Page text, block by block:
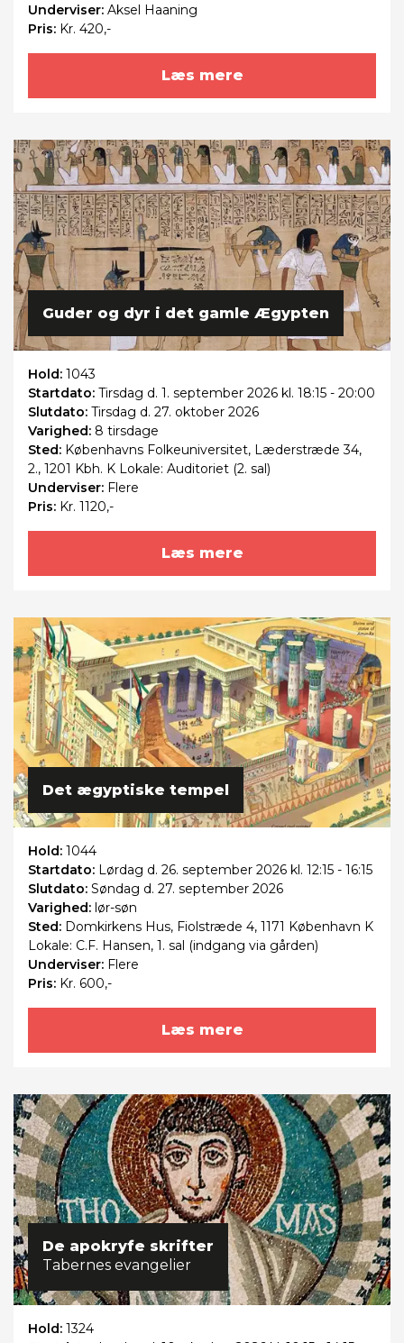
Underviser: Aksel Haaning
Pris: Kr. 420,-
Læs mere
Guder og dyr i det gamle Ægypten
Hold: 1043
Startdato: Tirsdag d. 1. september 2026 kl. 18:15 - 20:00
Slutdato: Tirsdag d. 27. oktober 2026
Varighed: 8 tirsdage
Sted: Københavns Folkeuniversitet, Læderstræde 34,
2., 1201 Kbh. K Lokale: Auditoriet (2. sal)
Underviser: Flere
Pris: Kr. 1120,-
Læs mere
Det ægyptiske tempel
Hold: 1044
Startdato: Lørdag d. 26. september 2026 kl. 12:15 - 16:15
Slutdato: Søndag d. 27. september 2026
Varighed: lør-søn
Sted: Domkirkens Hus, Fiolstræde 4, 1171 København K
Lokale: C.F. Hansen, 1. sal (indgang via gården)
Underviser: Flere
Pris: Kr. 600,-
Læs mere
De apokryfe skrifter
Tabernes evangelier
Hold: 1324